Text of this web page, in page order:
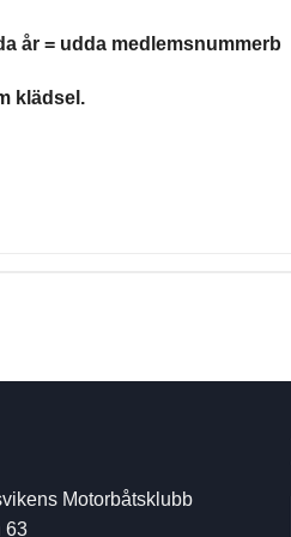
år = udda medlemsnummerb
klädsel.
Motorbåtsklubb
63